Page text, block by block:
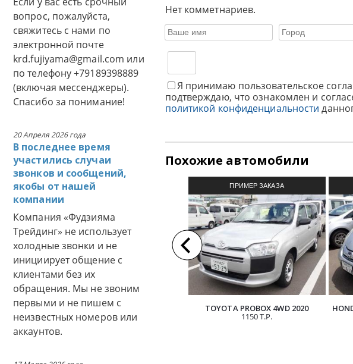
вопрос, пожалуйста,
свяжитесь с нами по
электронной почте
krd.fujiyama@gmail.com или
по телефону +79189398889
(включая мессенджеры).
Спасибо за понимание!
20 Апреля 2026 года
В последнее время
участились случаи
звонков и сообщений,
якобы от нашей
компании
Компания «Фудзияма
Трейдинг» не использует
холодные звонки и не
инициирует общение с
клиентами без их
обращения. Мы не звоним
первыми и не пишем с
неизвестных номеров или
аккаунтов.
Нет комметнариев.
Я принимаю пользовательское
подтверждаю, что ознакомлен и
политикой конфиденциальности
Похожие автомобили
ПРИМЕР ЗАКАЗА
АВТОМОБИЛЯ ИЗ ЯПОНИИ
TOYOTA PROBOX 4WD 2020
1150 Т.Р.